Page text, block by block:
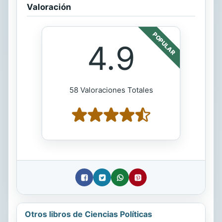
Valoración
POPULAR
4.9
58 Valoraciones Totales
Otros libros de Ciencias Políticas